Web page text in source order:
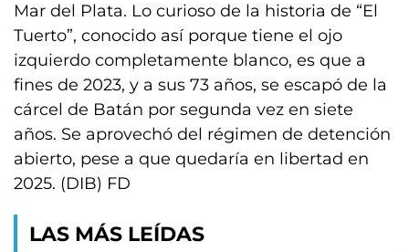
Mar del Plata. Lo curioso de la historia de “El
Tuerto”, conocido así porque tiene el ojo
izquierdo completamente blanco, es que a
fines de 2023, y a sus 73 años, se escapó de la
cárcel de Batán por segunda vez en siete
años. Se aprovechó del régimen de detención
abierto, pese a que quedaría en libertad en
2025. (DIB) FD
LAS MÁS LEÍDAS